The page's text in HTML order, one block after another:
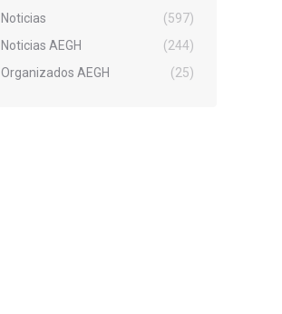
Noticias
(597)
Noticias AEGH
(244)
Organizados AEGH
(25)